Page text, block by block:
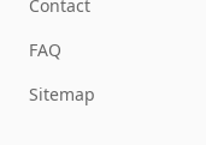
Contact
FAQ
Sitemap